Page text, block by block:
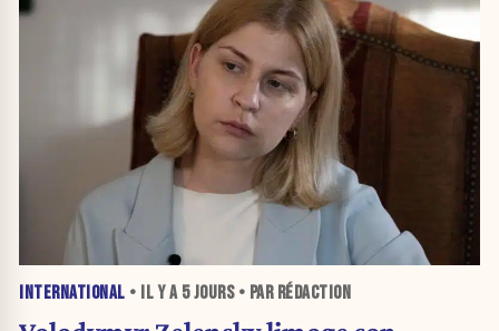
INTERNATIONAL • IL Y A 5 JOURS• PAR RÉDACTION